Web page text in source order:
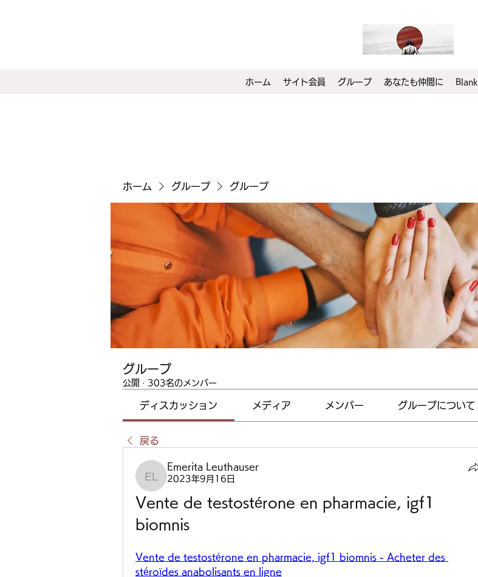
ホーム サイト会員 グループ あなたも仲間に Blank
ホーム グループ グループ
グループ
公開 · 303名のメンバー
ディスカッション メディア メンバー グループについて
戻る
Emerita Leuthauser
Emerita Leuthauser
2023年9月16日
Vente de testostérone en pharmacie, igf1
biomnis
Vente de testostérone en pharmacie, igf1 biomnis - Acheter des
stéroïdes anabolisants en ligne